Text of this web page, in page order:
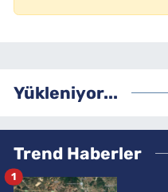
Yükleniyor...
Trend Haberler
1